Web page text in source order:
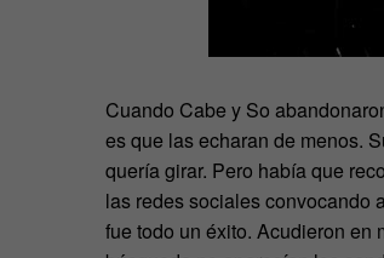
Cuando Cabe y So
es que las echaran de menos.
quería girar. Pero había que
las redes sociales convocando
fue todo un éxito. Acudieron